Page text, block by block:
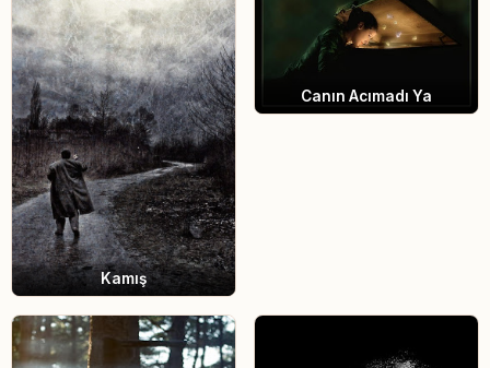
Kamış
Canın Acımadı Ya